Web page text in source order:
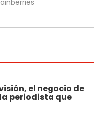
el negocio de
periodista que